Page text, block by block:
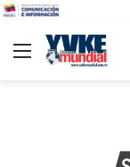
Menu